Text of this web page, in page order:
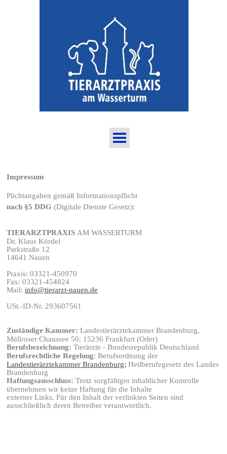
Impressum
Plichtangaben gemäß Informationspflicht
nach §5 DDG (Digitale Dienste Gesetz):
TIERARZTPRAXIS AM WASSERTURM
Dr. Klaus Kördel
Parkstraße 12
14641 Nauen
Praxis: 03321-450970
Fax: 03321-454824
Mail: info@tierarzt-nauen.de
USt.-ID-Nr. 293607561
Zuständige Kammer: Landestierärztekammer Brandenburg,
Müllroser Chaussee 50, 15236 Frankfurt (Oder)
Berufsbezeichnung: Tierärzte - Bundesrepublik Deutschland
Berufsrechtliche Regelung: Berufsordnung der
Landestierärztekammer Brandenburg; Heilberufegesetz des Landes
Brandenburg
Haftungsausschluss: Trotz sorgfältiger inhaltlicher Kontrolle
übernehmen wir keine Haftung für die Inhalte
externer Links. Für den Inhalt der verlinkten Seiten sind
ausschließlich deren Betreiber verantwortlich.